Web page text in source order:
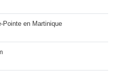
Pointe en Martinique